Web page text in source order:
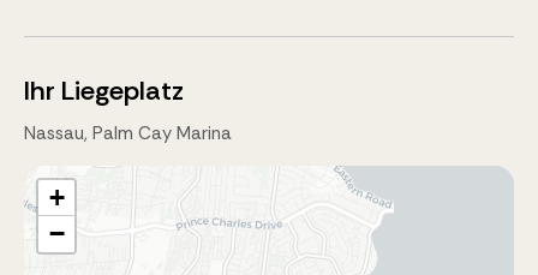
Ihr Liegeplatz
Nassau, Palm Cay Marina
+
−